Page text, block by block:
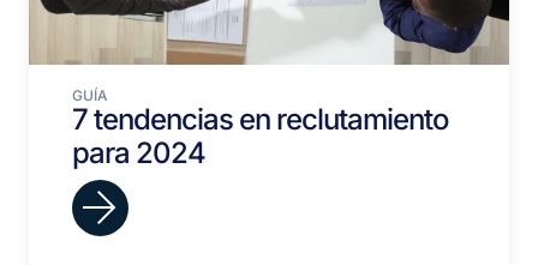
GUÍA
7 tendencias en reclutamiento
para 2024